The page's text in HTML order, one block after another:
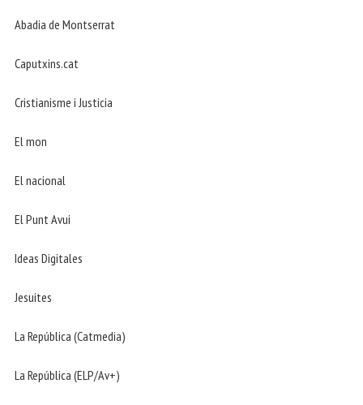
Abadia de Montserrat
Caputxins.cat
Cristianisme i Justicia
El mon
El nacional
El Punt Avui
Ideas Digitales
Jesuites
La República (Catmedia)
La República (ELP/Av+)